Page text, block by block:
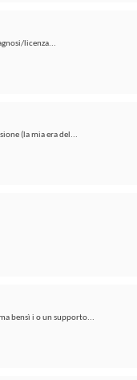
licenza...
(la mia era del...
bensì i o un supporto...